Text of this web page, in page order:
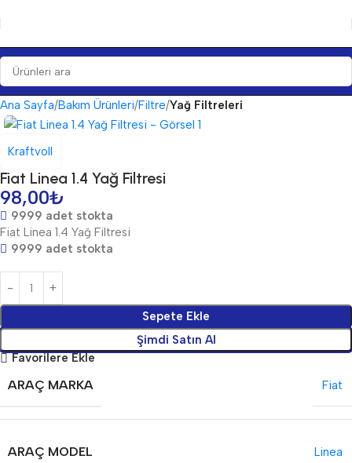
Ana Sayfa Bakım Ürünleri Filtre Yağ Filtreleri
Kraftvoll
Fiat Linea 1.4 Yağ Filtresi
98,00₺
9999 adet stokta
Fiat Linea 1.4 Yağ Filtresi
9999 adet stokta
Sepete Ekle
Şimdi Satın Al
Favorilere Ekle
ARAÇ MARKA Fiat
ARAÇ MODEL Linea